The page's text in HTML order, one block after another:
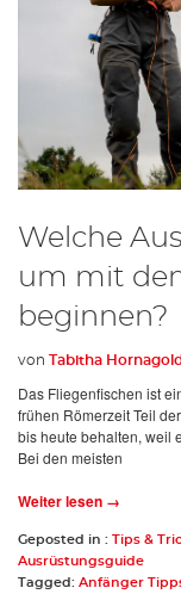
Welche
um mit
beginnen?
von Tabitha Hornagold
Das Fliegenfischen ist
frühen Römerzeit Teil
bis heute behalten, weil
Bei den meisten
Weiter lesen →
Geposted in : Tips &
Ausrüstungsguide
Tagged: Anfänger